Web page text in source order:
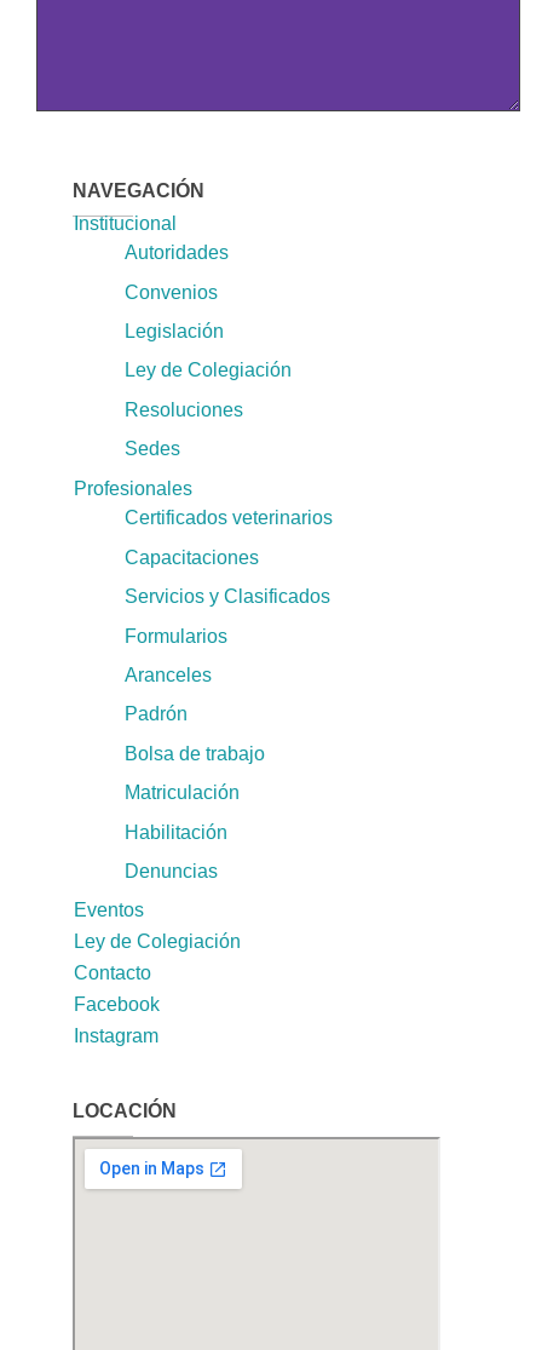
NAVEGACIÓN
Institucional
Autoridades
Convenios
Legislación
Ley de Colegiación
Resoluciones
Sedes
Profesionales
Certificados veterinarios
Capacitaciones
Servicios y Clasificados
Formularios
Aranceles
Padrón
Bolsa de trabajo
Matriculación
Habilitación
Denuncias
Eventos
Ley de Colegiación
Contacto
Facebook
Instagram
LOCACIÓN